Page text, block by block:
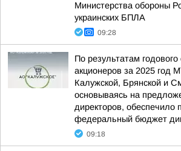
Министерства обороны
украинских БПЛА
09:28
По результатам годового
акционеров за 2025 год
Калужской, Брянской и
основываясь на
директоров, обеспечило
федеральный бюджет
09:18